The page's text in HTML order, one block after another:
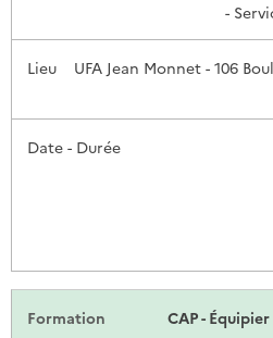
-
UFA Jean Monnet - 106
CAP -